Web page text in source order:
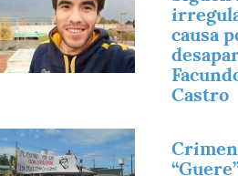
causa
Castro